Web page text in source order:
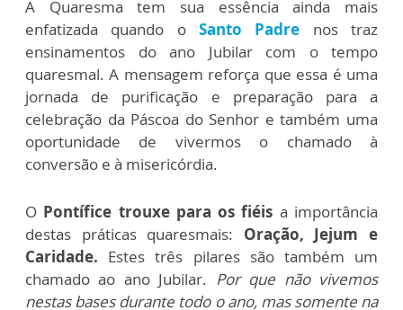
A Quaresma tem sua essência ainda mais
enfatizada quando o Santo Padre nos traz
ensinamentos do ano Jubilar com o tempo
quaresmal. A mensagem reforça que essa é uma
jornada de purificação e preparação para a
celebração da Páscoa do Senhor e também uma
oportunidade de vivermos o chamado à
conversão e à misericórdia.
O Pontífice trouxe para os fiéis a importância
destas práticas quaresmais: Oração, Jejum e
Caridade. Estes três pilares são também um
chamado ao ano Jubilar. Por que não vivemos
nestas bases durante todo o ano, mas somente na